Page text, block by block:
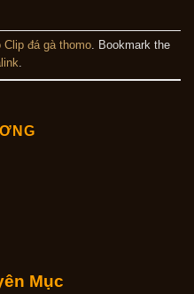
Mục
Clip đá gà thomo. Bookmark the